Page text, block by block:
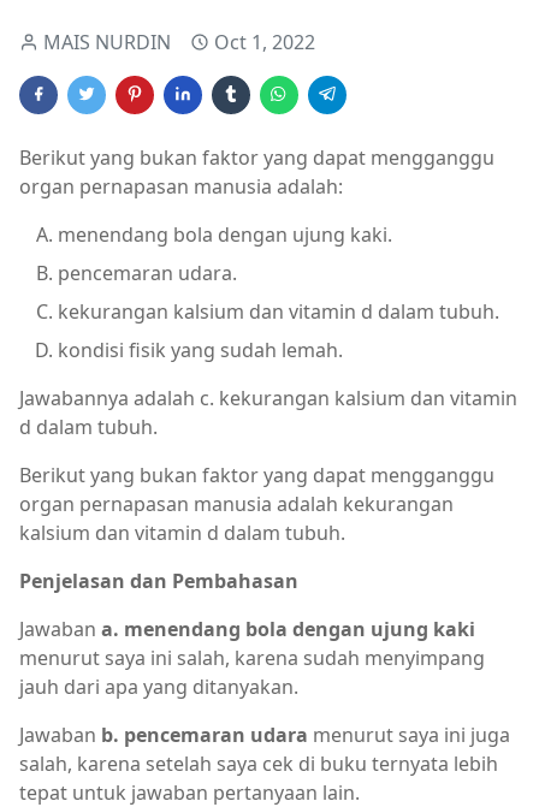
MAIS NURDIN Oct 1, 2022
Berikut yang bukan faktor yang dapat mengganggu
organ pernapasan manusia adalah:
menendang bola dengan ujung kaki.
pencemaran udara.
kekurangan kalsium dan vitamin d dalam tubuh.
kondisi fisik yang sudah lemah.
Jawabannya adalah c. kekurangan kalsium dan vitamin
d dalam tubuh.
Berikut yang bukan faktor yang dapat mengganggu
organ pernapasan manusia adalah kekurangan
kalsium dan vitamin d dalam tubuh.
Penjelasan dan Pembahasan
Jawaban a. menendang bola dengan ujung kaki
menurut saya ini salah, karena sudah menyimpang
jauh dari apa yang ditanyakan.
Jawaban b. pencemaran udara menurut saya ini juga
salah, karena setelah saya cek di buku ternyata lebih
tepat untuk jawaban pertanyaan lain.